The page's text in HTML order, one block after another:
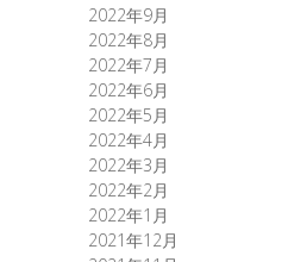
2022年9月
2022年8月
2022年7月
2022年6月
2022年5月
2022年4月
2022年3月
2022年2月
2022年1月
2021年12月